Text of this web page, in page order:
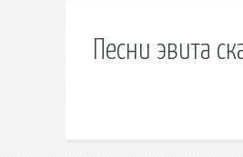
Песни эвита